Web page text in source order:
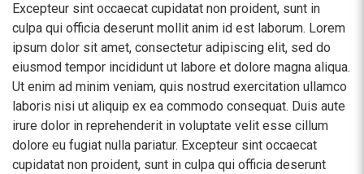
Excepteur sint occaecat cupidatat non proident, sunt in
culpa qui officia deserunt mollit anim id est laborum. Lorem
ipsum dolor sit amet, consectetur adipiscing elit, sed do
eiusmod tempor incididunt ut labore et dolore magna aliqua.
Ut enim ad minim veniam, quis nostrud exercitation ullamco
laboris nisi ut aliquip ex ea commodo consequat. Duis aute
irure dolor in reprehenderit in voluptate velit esse cillum
dolore eu fugiat nulla pariatur. Excepteur sint occaecat
cupidatat non proident, sunt in culpa qui officia deserunt